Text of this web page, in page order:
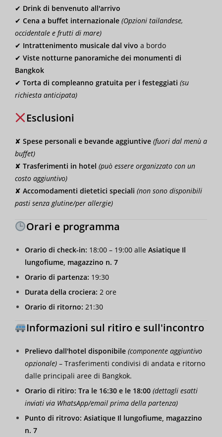
✔ Drink di benvenuto all'arrivo
✔ Cena a buffet internazionale (Opzioni tailandese,
occidentale e frutti di mare)
✔ Intrattenimento musicale dal vivo a bordo
✔ Viste notturne panoramiche dei monumenti di
Bangkok
✔ Torta di compleanno gratuita per i festeggiati (su
richiesta anticipata)
Esclusioni
✘ Spese personali e bevande aggiuntive (fuori dal menù a
buffet)
✘ Trasferimenti in hotel (può essere organizzato con un
costo aggiuntivo)
✘ Accomodamenti dietetici speciali (non sono disponibili
pasti senza glutine/per allergie)
Orari e programma
Orario di check-in: 18:00 – 19:00 alle Asiatique Il
lungofiume, magazzino n. 7
Orario di partenza: 19:30
Durata della crociera: 2 ore
Orario di ritorno: 21:30
Informazioni sul ritiro e sull'incontro
Prelievo dall'hotel disponibile (componente aggiuntivo
opzionale) – Trasferimenti condivisi di andata e ritorno
dalle principali aree di Bangkok.
Orario di ritiro: Tra le 16:30 e le 18:00 (dettagli esatti
inviati via WhatsApp/email prima della partenza)
Punto di ritrovo: Asiatique Il lungofiume, magazzino
n. 7